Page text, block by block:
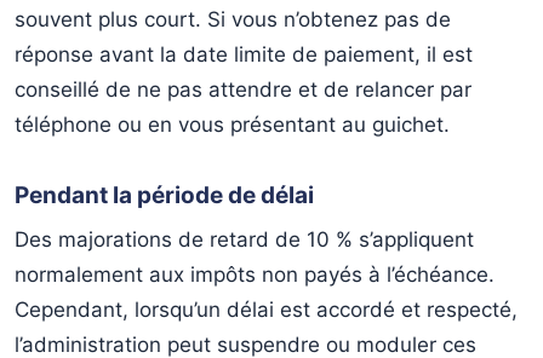
souvent plus court. Si vous n’obtenez pas de
réponse avant la date limite de paiement, il est
conseillé de ne pas attendre et de relancer par
téléphone ou en vous présentant au guichet.
Pendant la période de délai
Des majorations de retard de 10 % s’appliquent
normalement aux impôts non payés à l’échéance.
Cependant, lorsqu’un délai est accordé et respecté,
l’administration peut suspendre ou moduler ces